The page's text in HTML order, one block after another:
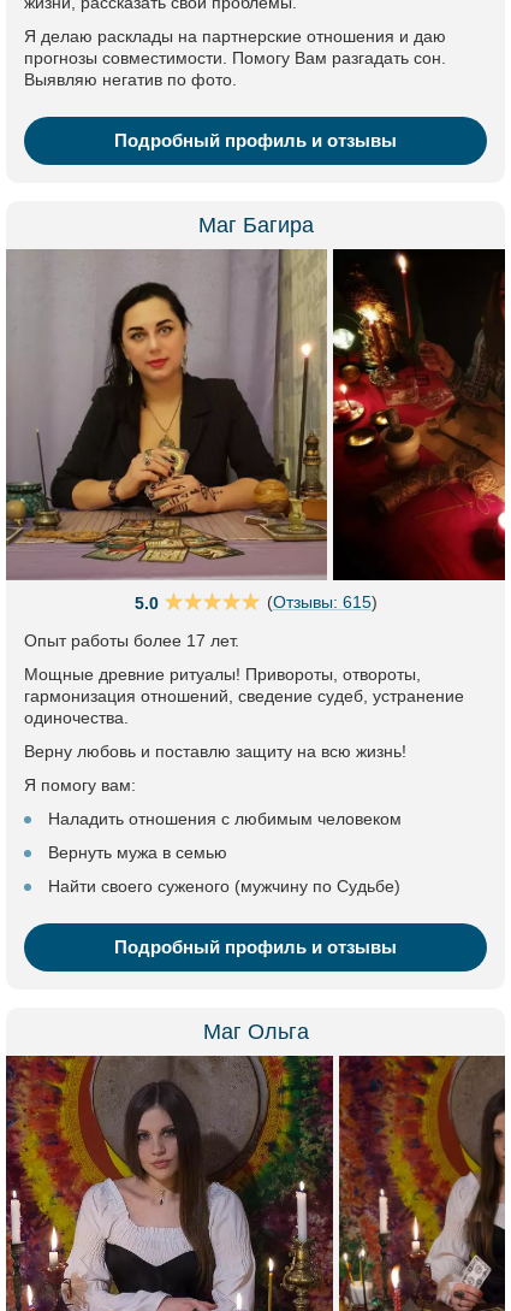
Я делаю расклады на партнерские отношения и даю
прогнозы совместимости. Помогу Вам разгадать сон.
Выявляю негатив по фото.
Подробный профиль и отзывы
Маг Багира
5.0 (Отзывы: 615)
Опыт работы более 17 лет.
Мощные древние ритуалы! Привороты, отвороты,
гармонизация отношений, сведение судеб, устранение
одиночества.
Верну любовь и поставлю защиту на всю жизнь!
Я помогу вам:
Наладить отношения с любимым человеком
Вернуть мужа в семью
Найти своего суженого (мужчину по Судьбе)
Подробный профиль и отзывы
Маг Ольга